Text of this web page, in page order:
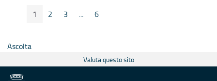
Pagina Precedente
Pagina
1 Pagina
2 Pagina
3 ...
Pagine intermedie
Pagina
6
Ascolta
Valuta questo sito